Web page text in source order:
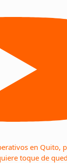
en Quito,
toque de